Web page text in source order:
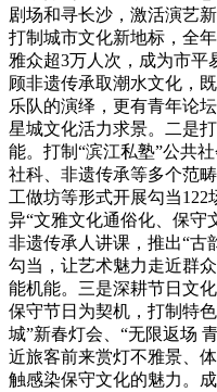
剧场和寻长沙，激活演艺
打制城市文化新地标，全
雅众超3万人次，成为市平
顾非遗传承取潮水文化，
乐队的演绎，更有青年论
星城文化活力求景。二是
能。打制“滨江私塾”公共
社科、非遗传承等多个范
工做坊等形式开展勾当
异“文雅文化通俗化、保守
非遗传承人讲课，推出“古
勾当，让艺术魅力走近群
能机能。三是深耕节日文
保守节日为契机，打制特
城”新春灯会、“无限返场
近旅客前来赏灯不雅景、
触感染保守文化的魅力。